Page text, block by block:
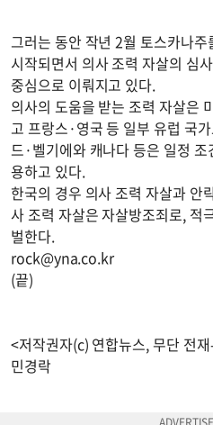
그러는 동안 작년 2월 토스카나
시작되면서 의사 조력 자살의 심
중심으로 이뤄지고 있다.
의사의 도움을 받는 조력 자살은
고 프랑스·영국 등 일부 유럽 국
드·벨기에와 캐나다 등은 일정
용하고 있다.
한국의 경우 의사 조력 자살과 안
사 조력 자살은 자살방조죄로, 적
벌한다.
rock@yna.co.kr
(끝)
<저작권자(c) 연합뉴스, 무단 전
민경락